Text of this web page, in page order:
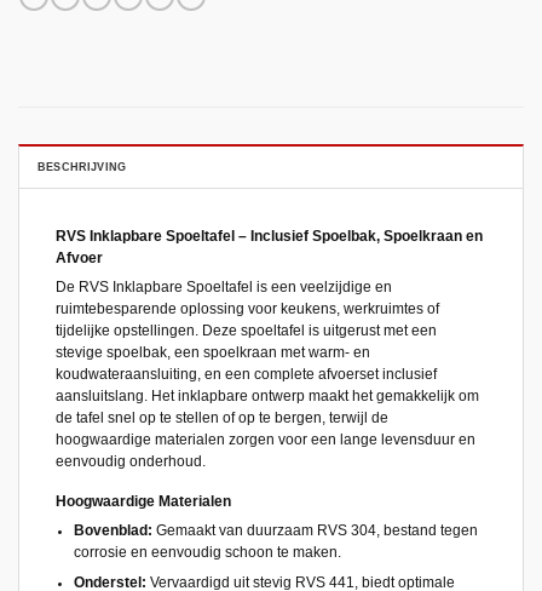
BESCHRIJVING
RVS Inklapbare Spoeltafel – Inclusief Spoelbak, Spoelkraan en
Afvoer
De RVS Inklapbare Spoeltafel is een veelzijdige en
ruimtebesparende oplossing voor keukens, werkruimtes of
tijdelijke opstellingen. Deze spoeltafel is uitgerust met een
stevige spoelbak, een spoelkraan met warm- en
koudwateraansluiting, en een complete afvoerset inclusief
aansluitslang. Het inklapbare ontwerp maakt het gemakkelijk om
de tafel snel op te stellen of op te bergen, terwijl de
hoogwaardige materialen zorgen voor een lange levensduur en
eenvoudig onderhoud.
Hoogwaardige Materialen
Bovenblad: Gemaakt van duurzaam RVS 304, bestand tegen
corrosie en eenvoudig schoon te maken.
Onderstel: Vervaardigd uit stevig RVS 441, biedt optimale